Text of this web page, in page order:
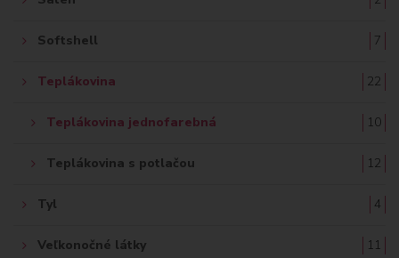
Softshell 7
Teplákovina 22
Teplákovina jednofarebná 10
Teplákovina s potlačou 12
Tyl 4
Veľkonočné látky 11